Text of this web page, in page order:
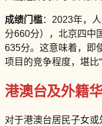
成绩门槛：2023年，
分660分），北京四中
635分。这意味着，即
项目的竞争程度，堪比
港澳台及外籍
对于港澳台居民子女